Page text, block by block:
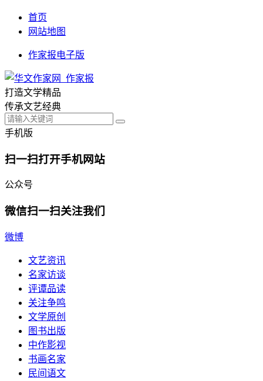
首页
网站地图
作家报电子版
打造文学精品
传承文艺经典
手机版
扫一扫打开手机网站
公众号
微信扫一扫关注我们
微博
文艺资讯
名家访谈
评谭品读
关注争鸣
文学原创
图书出版
中作影视
书画名家
民间语文